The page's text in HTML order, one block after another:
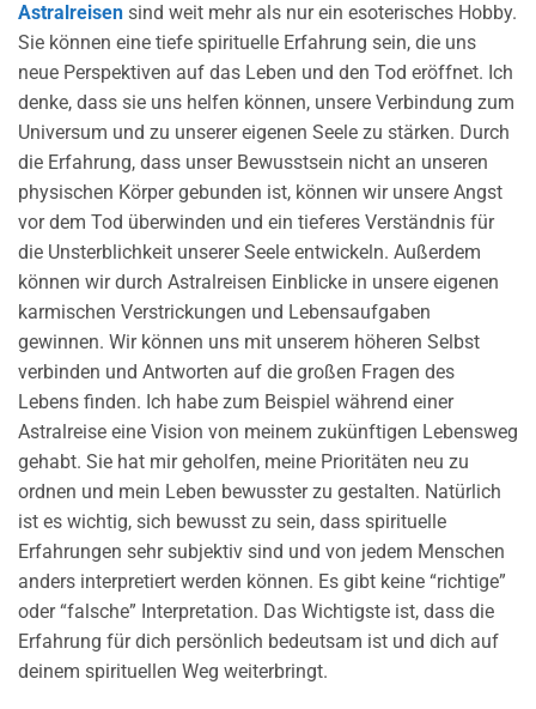
Astralreisen sind weit mehr als nur ein esoterisches Hobby.
Sie können eine tiefe spirituelle Erfahrung sein, die uns
neue Perspektiven auf das Leben und den Tod eröffnet. Ich
denke, dass sie uns helfen können, unsere Verbindung zum
Universum und zu unserer eigenen Seele zu stärken. Durch
die Erfahrung, dass unser Bewusstsein nicht an unseren
physischen Körper gebunden ist, können wir unsere Angst
vor dem Tod überwinden und ein tieferes Verständnis für
die Unsterblichkeit unserer Seele entwickeln. Außerdem
können wir durch Astralreisen Einblicke in unsere eigenen
karmischen Verstrickungen und Lebensaufgaben
gewinnen. Wir können uns mit unserem höheren Selbst
verbinden und Antworten auf die großen Fragen des
Lebens finden. Ich habe zum Beispiel während einer
Astralreise eine Vision von meinem zukünftigen Lebensweg
gehabt. Sie hat mir geholfen, meine Prioritäten neu zu
ordnen und mein Leben bewusster zu gestalten. Natürlich
ist es wichtig, sich bewusst zu sein, dass spirituelle
Erfahrungen sehr subjektiv sind und von jedem Menschen
anders interpretiert werden können. Es gibt keine “richtige”
oder “falsche” Interpretation. Das Wichtigste ist, dass die
Erfahrung für dich persönlich bedeutsam ist und dich auf
deinem spirituellen Weg weiterbringt.